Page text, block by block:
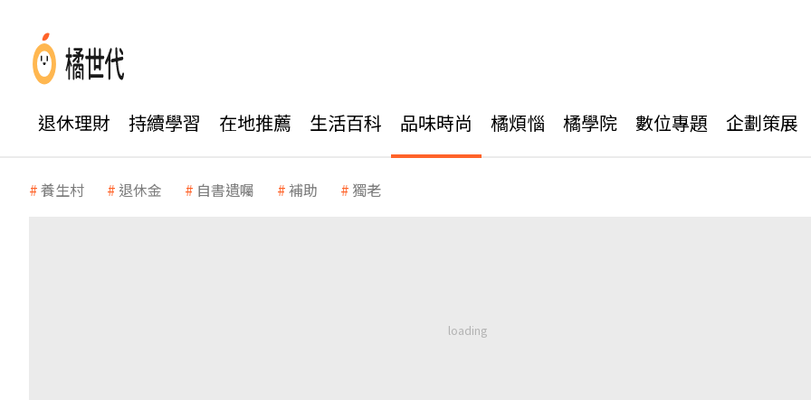
退休理財 持續學習 在地推薦 生活百科 品味時尚 橘煩惱 橘學院 數位專題 企劃策展
養生村 退休金 自書遺囑 補助 獨老